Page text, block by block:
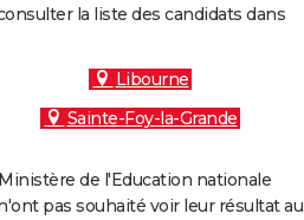
la liste des candidats dans
Libourne
Sainte-Foy-la-Grande
de l'Education nationale
pas souhaité voir leur résultat au